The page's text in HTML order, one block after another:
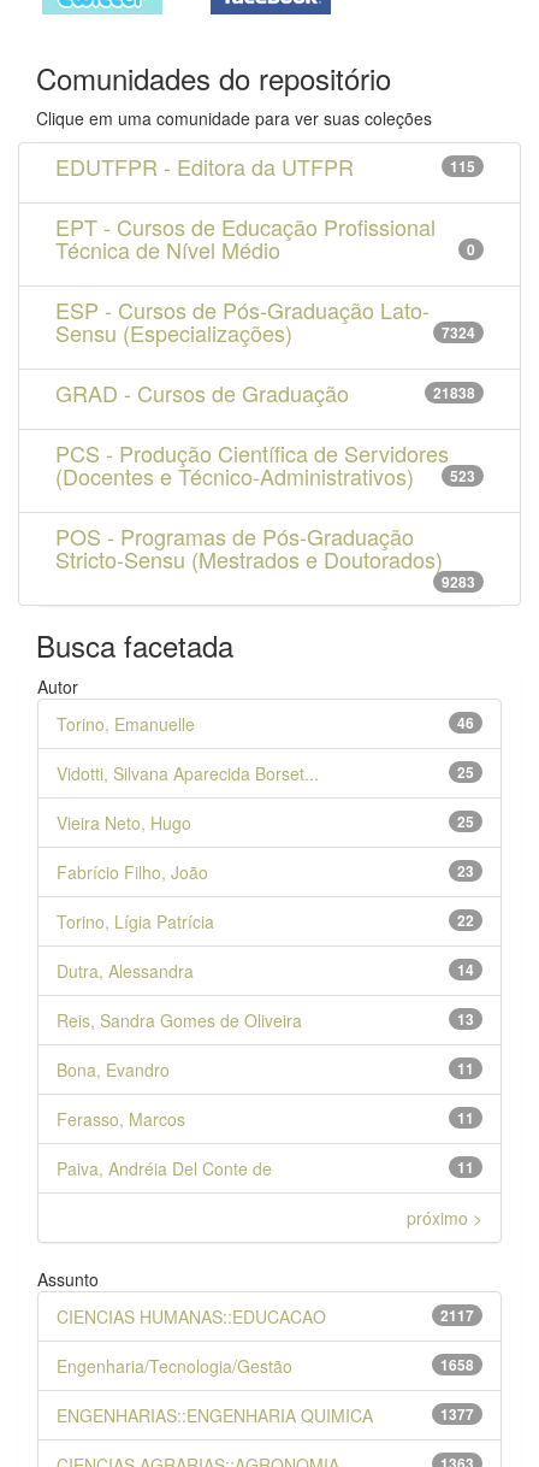
Comunidades do repositório
Clique em uma comunidade para ver suas coleções
EDUTFPR - Editora da UTFPR 115
EPT - Cursos de Educação Profissional
Técnica de Nível Médio 0
ESP - Cursos de Pós-Graduação Lato-
Sensu (Especializações) 7324
GRAD - Cursos de Graduação 21838
PCS - Produção Científica de Servidores
(Docentes e Técnico-Administrativos) 523
POS - Programas de Pós-Graduação
Stricto-Sensu (Mestrados e Doutorados)
9283
Busca facetada
Autor
46
Torino, Emanuelle
25
Vidotti, Silvana Aparecida Borset...
25
Vieira Neto, Hugo
23
Fabrício Filho, João
22
Torino, Lígia Patrícia
14
Dutra, Alessandra
13
Reis, Sandra Gomes de Oliveira
11
Bona, Evandro
11
Ferasso, Marcos
11
Paiva, Andréia Del Conte de
próximo >
Assunto
2117
CIENCIAS HUMANAS::EDUCACAO
1658
Engenharia/Tecnologia/Gestão
1377
ENGENHARIAS::ENGENHARIA QUIMICA